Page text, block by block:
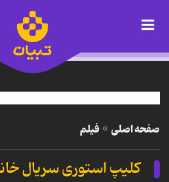
صفحه اصلی فیلم
کلیپ استوری سریال